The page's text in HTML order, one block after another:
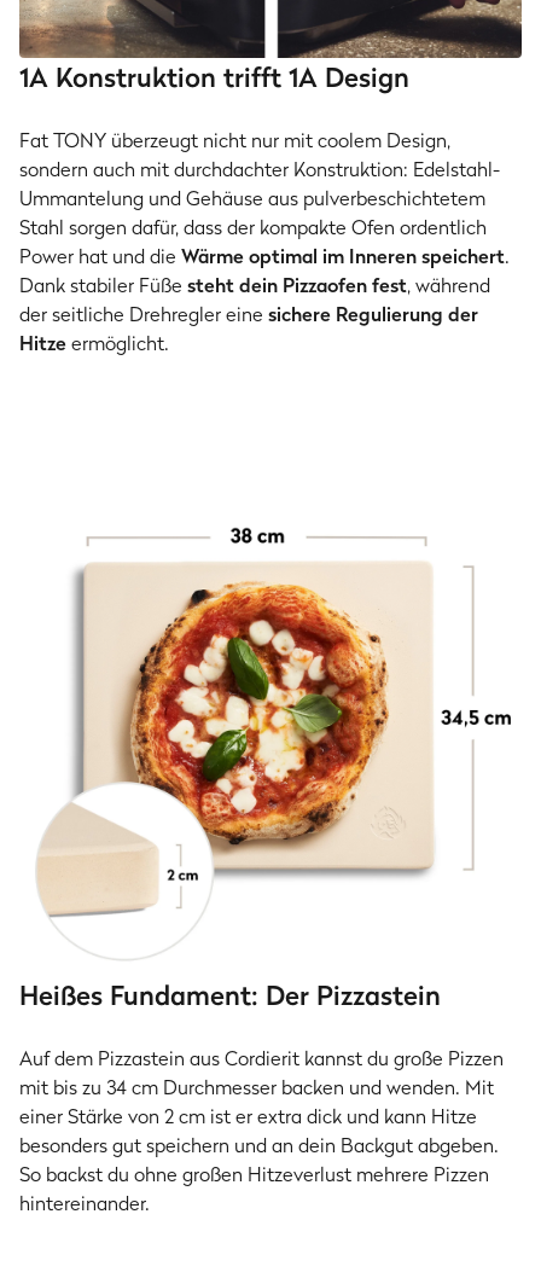
1A Konstruktion trifft 1A Design
Fat TONY überzeugt nicht nur mit coolem Design,
sondern auch mit durchdachter Konstruktion: Edelstahl-
Ummantelung und Gehäuse aus pulverbeschichtetem
Stahl sorgen dafür, dass der kompakte Ofen ordentlich
Power hat und die Wärme optimal im Inneren speichert.
Dank stabiler Füße steht dein Pizzaofen fest, während
der seitliche Drehregler eine sichere Regulierung der
Hitzeermöglicht.
Heißes Fundament: Der Pizzastein
Auf dem Pizzastein aus Cordierit kannst du große Pizzen
mit bis zu 34 cm Durchmesser backen und wenden. Mit
einer Stärke von 2 cm ist er extra dick und kann Hitze
besonders gut speichern und an dein Backgut abgeben.
So backst du ohne großen Hitzeverlust mehrere Pizzen
hintereinander.